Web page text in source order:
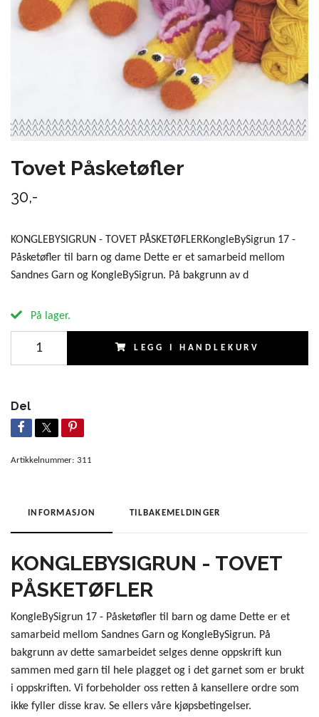
Tovet Påsketøfler
30,-
KONGLEBYSIGRUN - TOVET PÅSKETØFLERKongleBySigrun 17 -
Påsketøfler til barn og dame Dette er et samarbeid mellom
Sandnes Garn og KongleBySigrun. På bakgrunn av d
På lager.
LEGG I HANDLEKURV
Del
Artikkelnummer: 311
INFORMASJON TILBAKEMELDINGER
KONGLEBYSIGRUN - TOVET
PÅSKETØFLER
KongleBySigrun 17 - Påsketøfler til barn og dame Dette er et
samarbeid mellom Sandnes Garn og KongleBySigrun. På
bakgrunn av dette samarbeidet selges denne oppskrift kun
sammen med garn til hele plagget og i det garnet som er brukt
i oppskriften. Vi forbeholder oss retten å kansellere ordre som
ikke fyller disse krav. Se ellers våre kjøpsbetingelser.